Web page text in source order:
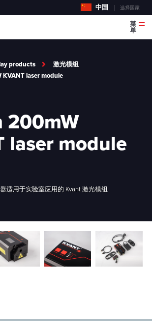
中国 选择国家
菜
单
products
激光模组
KVANT laser module
200mW
laser module
适用于实验室应用的 Kvant 激光模组